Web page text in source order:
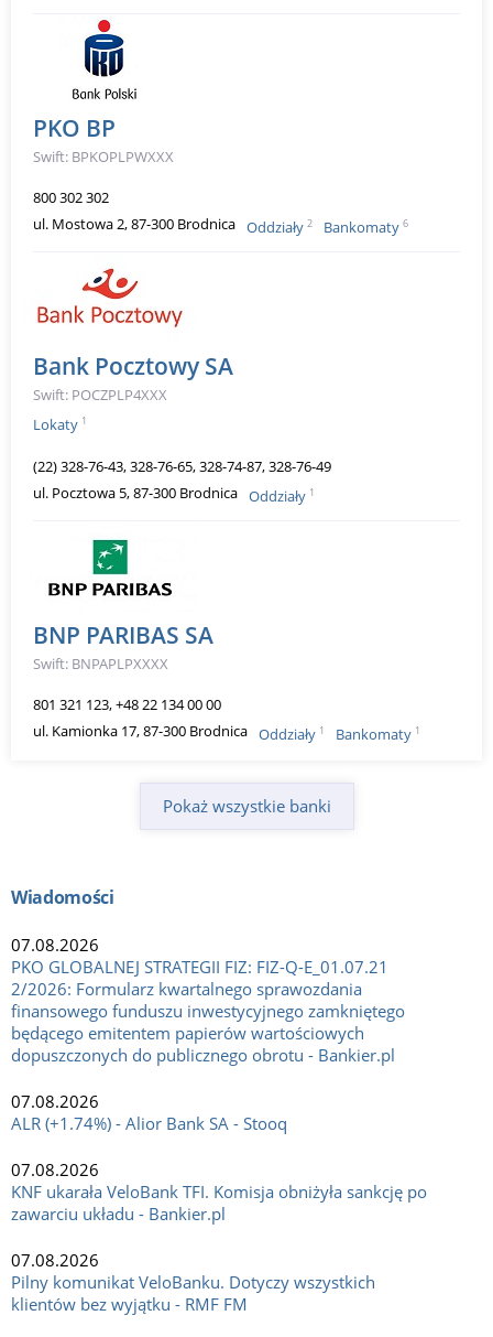
PKO BP
Swift: BPKOPLPWXXX
800 302 302
ul. Mostowa 2, 87-300 Brodnica Oddziały 2 Bankomaty 6
Bank Pocztowy SA
Swift: POCZPLP4XXX
Lokaty 1
(22) 328-76-43, 328-76-65, 328-74-87, 328-76-49
ul. Pocztowa 5, 87-300 Brodnica Oddziały 1
BNP PARIBAS SA
Swift: BNPAPLPXXXX
801 321 123, +48 22 134 00 00
ul. Kamionka 17, 87-300 Brodnica Oddziały 1 Bankomaty 1
Pokaż wszystkie banki
Wiadomości
07.08.2026
PKO GLOBALNEJ STRATEGII FIZ: FIZ-Q-E_01.07.21
2/2026: Formularz kwartalnego sprawozdania
finansowego funduszu inwestycyjnego zamkniętego
będącego emitentem papierów wartościowych
dopuszczonych do publicznego obrotu - Bankier.pl
07.08.2026
ALR (+1.74%) - Alior Bank SA - Stooq
07.08.2026
KNF ukarała VeloBank TFI. Komisja obniżyła sankcję po
zawarciu układu - Bankier.pl
07.08.2026
Pilny komunikat VeloBanku. Dotyczy wszystkich
klientów bez wyjątku - RMF FM